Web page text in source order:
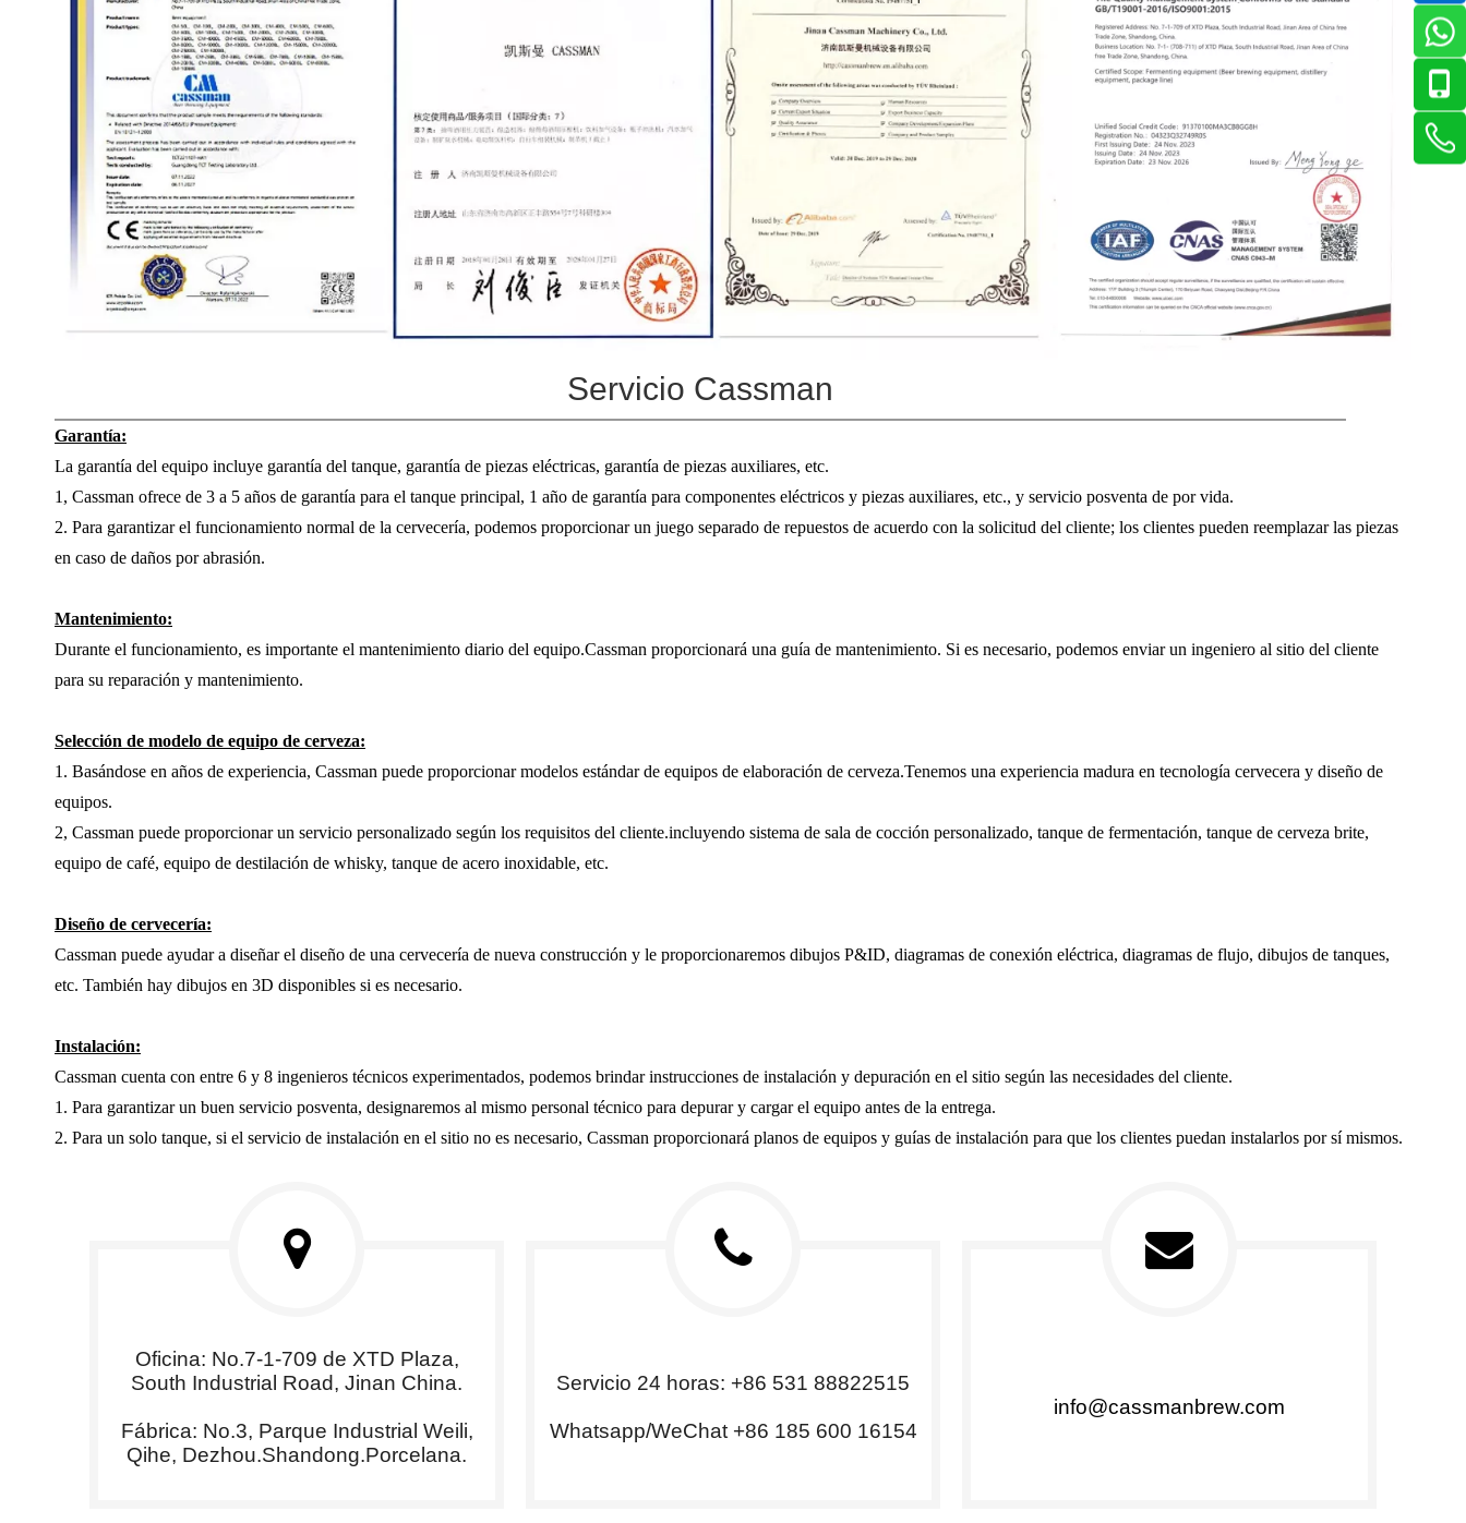
Servicio Cassman
Garantía:
La garantía del equipo incluye garantía del tanque, garantía de piezas eléctricas, garantía de piezas auxiliares, etc.
1, Cassman ofrece de 3 a 5 años de garantía para el tanque principal, 1 año de garantía para componentes eléctricos y piezas auxiliares, etc., y servicio posventa de por vida.
2. Para garantizar el funcionamiento normal de la cervecería, podemos proporcionar un juego separado de repuestos de acuerdo con la solicitud del cliente; los clientes pueden reemplazar las piezas
en caso de daños por abrasión.
Mantenimiento:
Durante el funcionamiento, es importante el mantenimiento diario del equipo.Cassman proporcionará una guía de mantenimiento. Si es necesario, podemos enviar un ingeniero al sitio del cliente
para su reparación y mantenimiento.
Selección de modelo de equipo de cerveza:
1. Basándose en años de experiencia, Cassman puede proporcionar modelos estándar de equipos de elaboración de cerveza.Tenemos una experiencia madura en tecnología cervecera y diseño de
equipos.
2, Cassman puede proporcionar un servicio personalizado según los requisitos del cliente.incluyendo sistema de sala de cocción personalizado, tanque de fermentación, tanque de cerveza brite,
equipo de café, equipo de destilación de whisky, tanque de acero inoxidable, etc.
Diseño de cervecería:
Cassman puede ayudar a diseñar el diseño de una cervecería de nueva construcción y le proporcionaremos dibujos P&ID, diagramas de conexión eléctrica, diagramas de flujo, dibujos de tanques,
etc. También hay dibujos en 3D disponibles si es necesario.
Instalación:
Cassman cuenta con entre 6 y 8 ingenieros técnicos experimentados, podemos brindar instrucciones de instalación y depuración en el sitio según las necesidades del cliente.
1. Para garantizar un buen servicio posventa, designaremos al mismo personal técnico para depurar y cargar el equipo antes de la entrega.
2. Para un solo tanque, si el servicio de instalación en el sitio no es necesario, Cassman proporcionará planos de equipos y guías de instalación para que los clientes puedan instalarlos por sí mismos.
Oficina: No.7-1-709 de XTD Plaza,
South Industrial Road, Jinan China.
Fábrica: No.3, Parque Industrial Weili,
Qihe, Dezhou.Shandong.Porcelana.
Servicio 24 horas: +86 531 88822515
Whatsapp/WeChat +86 185 600 16154
info@cassmanbrew.com